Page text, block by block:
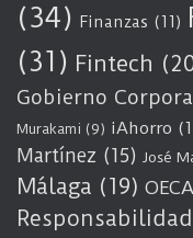
(34) Finanzas (11)
(31) Fintech
Gobierno
Murakami (9) iAhorro
Martínez (15) José
Málaga (19) OECA